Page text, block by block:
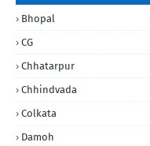
Bhopal
CG
Chhatarpur
Chhindvada
Colkata
Damoh